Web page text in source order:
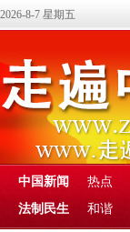
2026-8-7 星期五
中国新闻 热点
法制民生
和谐